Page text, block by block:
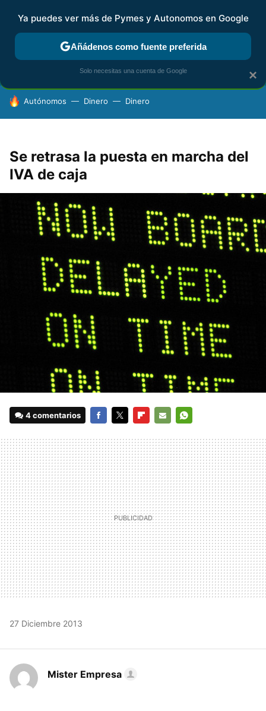
FISCALIDAD Y CONTABILIDAD KIT DIGITAL RENTA
HOY SE HABLA DE
Autónomos Dinero Dinero
Se retrasa la puesta en marcha del
IVA de caja
4 comentarios
MAIL
27 Diciembre 2013
Mister Empresa
×
Ya puedes ver más de Pymes y Autonomos en Google
Añádenos como fuente preferida
Solo necesitas una cuenta de Google